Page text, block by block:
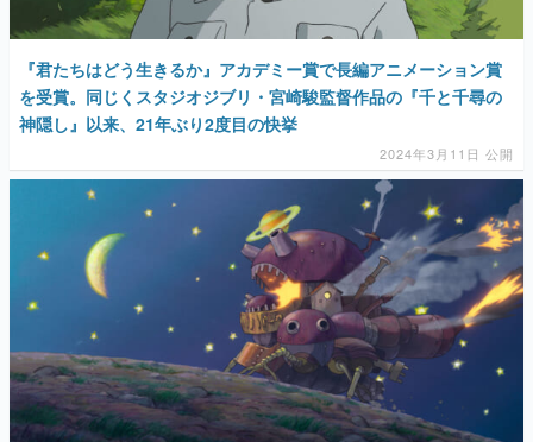
『君たちはどう生きるか』アカデミー賞で長編アニメーション賞
を受賞。同じくスタジオジブリ・宮崎駿監督作品の『千と千尋の
神隠し』以来、21年ぶり2度目の快挙
2024年3月11日 公開